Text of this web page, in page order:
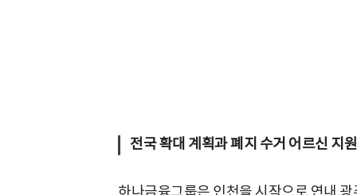
전국 확대 계획과 폐지 수거 어르신 지